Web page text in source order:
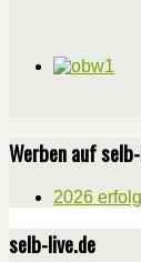
Werben auf
2026
selb-live.de